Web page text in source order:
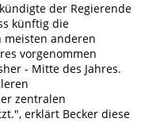
der Regierende
künftig die
meisten anderen
vorgenommen
- Mitte des Jahres.
zentralen
erklärt Becker diese